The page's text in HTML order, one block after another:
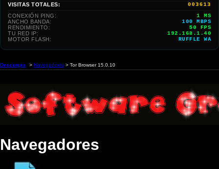
VISITAS TOTALES:
003613
CONEXIÓN PING:
1 MS
ANCHO BANDA:
100 MBPS
RENDIMIENTO:
35 FPS
TU RED IP:
192.168.1.40
MOTOR FLASH:
RUFFLE WA
Descargas > Navegadores > Tor Browser 15.0.10
Navegadores